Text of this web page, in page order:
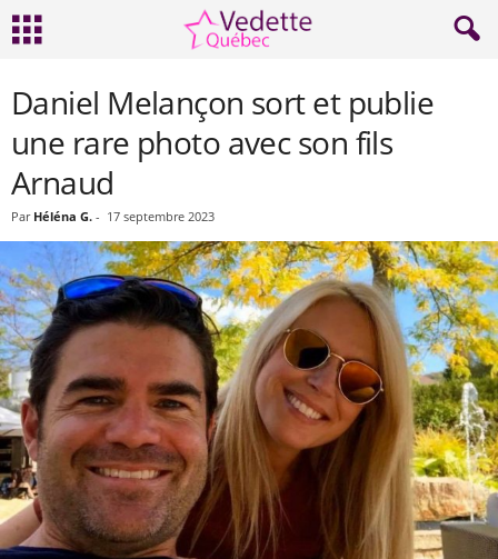
Daniel Melançon sort et publie
une rare photo avec son fils
Arnaud
Par Héléna G. - 17 septembre 2023